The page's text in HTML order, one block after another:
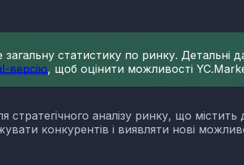
статистику по ринку. Детальні
версію, щоб оцінити можливості
стратегічного аналізу ринку, що
конкурентів і виявляти нові